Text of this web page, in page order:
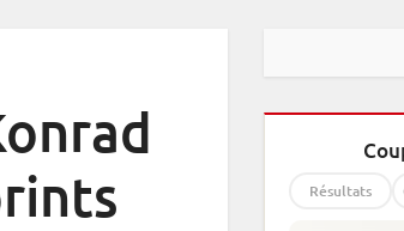
Résultats